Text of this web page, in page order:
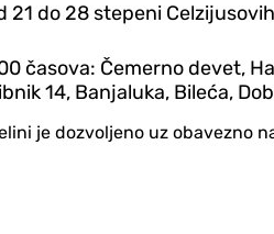
do 28 stepeni
časova: Čemerno devet,
14, Banjaluka, Bileća,
je dozvoljeno uz obavezno